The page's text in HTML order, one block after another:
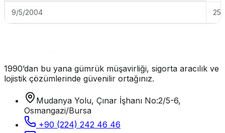
9/5/2004
1990’dan bu yana gümrük müşavirliği, sigorta aracılık ve
lojistik çözümlerinde güvenilir ortağınız.
Mudanya Yolu, Çınar İşhanı No:2/5-6,
Osmangazi/Bursa
+90 (224) 242 46 46